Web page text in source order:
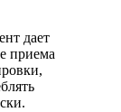
дает
приема